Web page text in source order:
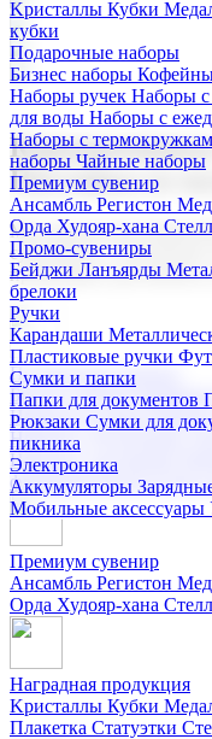
Kристаллы Кубки
кубки
Подарочные наборы
Бизнес наборы
Наборы ручек Наборы с
для воды Наборы с
Наборы с
наборы Чайные наборы
Премиум сувенир
Ансамбль Регистон
Орда Худояр-хана
Промо-сувениры
Бейджи Ланъярды
брелоки
Ручки
Карандаши
Пластиковые ручки
Сумки и папки
Папки для документов
Рюкзаки Сумки для
пикника
Электроника
Аккумуляторы
Мобильные аксессуары
Поставка со
Мы предлагаем
сувениров с
продукцию для
Подарочные наборы
Бизнес наборы
Наборы из кожи
Наборы с бутылками
Наборы с кружками
флешкамиНовогодние
Премиум сувенир
Ансамбль Регистон
Орда Худояр-хана
Наградная продукция
Kристаллы Кубки
Плакетка Статуэтки